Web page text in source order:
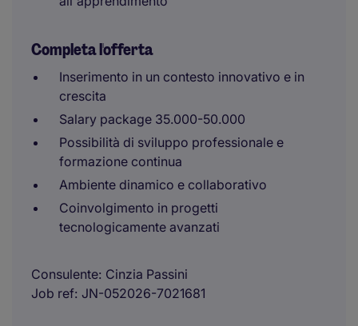
Completa l'offerta
Inserimento in un contesto innovativo e in
crescita
Salary package 35.000-50.000
Possibilità di sviluppo professionale e
formazione continua
Ambiente dinamico e collaborativo
Coinvolgimento in progetti
tecnologicamente avanzati
Consulente Cinzia Passini
Job ref JN-052026-7021681